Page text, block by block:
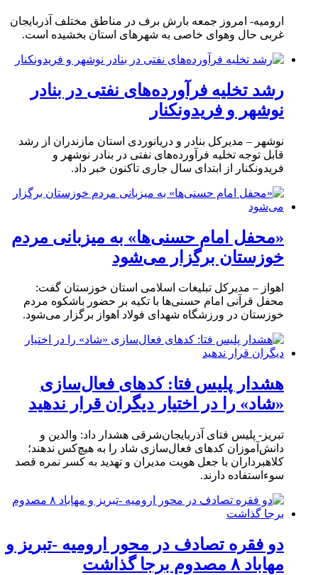
ارومیه- امروز جمعه بارش برف در مناطق مختلف آذربایجان
غربی حال وهوای خاصی به شهرهای استان بخشیده است.
رشد تخلیه فرآورده‌های نفتی در بنادر
نوشهر و فریدونکنار
نوشهر – مدیرکل بنادر و دریانوردی استان مازندران از رشد
قابل توجه تخلیه فرآورده‌های نفتی در بنادر نوشهر و
فریدونکنار از ابتدای سال جاری تاکنون خبر داد.
«محفل امام حسنی‌ها» به میزبانی مردم
خوزستان برگزار می‌شود
اهواز – مدیرکل تبلیغات اسلامی استان خوزستان گفت:
محفل قرآنی امام حسنی‌ها با تکیه بر حضور باشکوه مردم
خوزستان در ورزشگاه شهدای فولاد اهواز برگزار می‌شود.
هشدار پلیس فتا: کدهای فعال‌سازی
«شاد» را در اختیار دیگران قرار ندهید
تبریز- پلیس فتای آذربایجان‌شرقی هشدار داد: والدین و
دانش‌آموزان کدهای فعال‌سازی شاد را به هیچ‌کس ندهند؛
کلاهبرداران با جعل هویت مدیران و تهدید به کسر نمره قصد
سوءاستفاده دارند.
دو فقره تصادف در محور ارومیه -تبریز و
مهاباد ۸ مصدوم برجا گذاشت